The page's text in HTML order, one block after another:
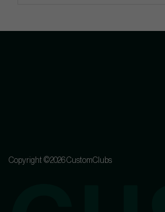
Copyright ©2026 CustomClubs